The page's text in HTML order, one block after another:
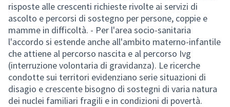
risposte alle crescenti richieste rivolte ai servizi di
ascolto e percorsi di sostegno per persone, coppie e
mamme in difficoltà. - Per l'area socio-sanitaria
l'accordo si estende anche all'ambito materno-infantile
che attiene al percorso nascita e al percorso Ivg
(interruzione volontaria di gravidanza). Le ricerche
condotte sui​ territori evidenziano serie situazioni di
disagio e crescente bisogno di sostegni di varia natura
dei nuclei familiari fragili e in condizioni di povertà.